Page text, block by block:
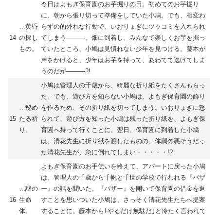
14
…黄昏
の探し
もの。
今日はよもぎ保育園のお芋掘りの日。初めてのお芋掘り
に、朝から張り切って準備をしていた小鳩。でも、相変わ
らずの的外れな行動で、いおりょぎにツッコミを入れられ
てしまう―――。畑に到着し、みんなで楽しくお芋を掘っ
ていたところ、小鳩は見慣れない少年を見つける。藤本が
声をかけると、少年はお芋を持って、あわてて逃げてしま
うのだが―――?!
15
…秘め
たる祈
り。
小鳩は管理人の千歳から、綺麗な折り紙をたくさんもらっ
た。でも、遊び方を知らない小鳩は、よもぎ保育園の飾り
を作るため、その折り紙を切ってしまう。いおりょぎに怒
られて、遊び方を知った小鳩は残った折り紙を、よもぎ保
育園へ持って行くことに。翌日、保育園に到着した小鳩
は、清花先生に折り紙を渡したものの、体調の悪そうだっ
た清花先生が、急に倒れてしまい・・・・・!?
16
…謎の
生命
体。
よもぎ保育園のお手伝いを終えて、アパートに戻った小鳩
は、管理人の千歳から千帆と千世の学校で行われる『バザ
ー』の話を聞いた。『バザー』を開いて保育園の借金を返
すことを思いついた小鳩は、さっそく清花先生たちへ提案
することに。藤本から｢やるだけ無駄だ｣と冷たく言われて